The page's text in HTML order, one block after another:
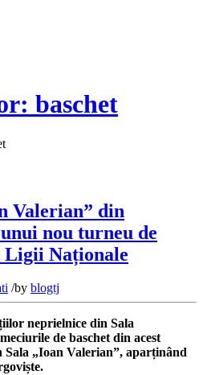
baschet
Valerian” din
nou turneu de
Ligii Naționale
/by blogtj
neprielnice din Sala
de baschet din acest
Sala „Ioan Valerian”, aparținând